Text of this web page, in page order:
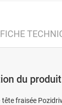
FICHE
du produit
tête fraisée